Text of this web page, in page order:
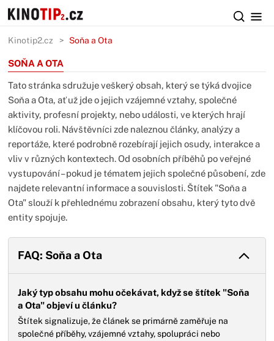
Kinotip2.cz Soňa a Ota
SOŇA A OTA
Tato stránka sdružuje veškerý obsah, který se týká dvojice
Soňa a Ota, ať už jde o jejich vzájemné vztahy, společné
aktivity, profesní projekty, nebo události, ve kterých hrají
klíčovou roli. Návštěvníci zde naleznou články, analýzy a
reportáže, které podrobně rozebírají jejich osudy, interakce a
vliv v různých kontextech. Od osobních příběhů po veřejné
vystupování – pokud je tématem jejich společné působení, zde
najdete relevantní informace a souvislosti. Štítek "Soňa a
Ota" slouží k přehlednému zobrazení obsahu, který tyto dvě
entity spojuje.
FAQ: Soňa a Ota
Jaký typ obsahu mohu očekávat, když se štítek "Soňa
a Ota" objeví u článku?
Štítek signalizuje, že článek se primárně zaměřuje na
společné příběhy, vzájemné vztahy, spolupráci nebo